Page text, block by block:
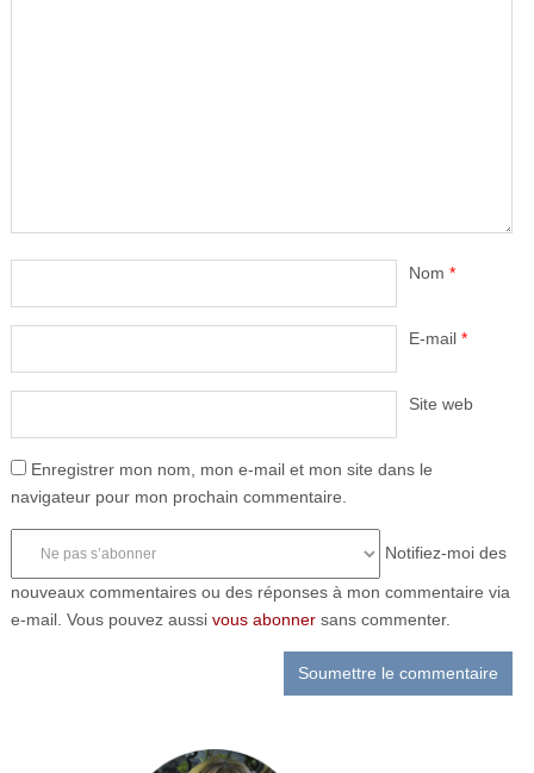
Nom *
E-mail *
Site web
Enregistrer mon nom, mon e-mail et mon site dans le
navigateur pour mon prochain commentaire.
Notifiez-moi des
nouveaux commentaires ou des réponses à mon commentaire via
e-mail. Vous pouvez aussi vous abonnersans commenter.